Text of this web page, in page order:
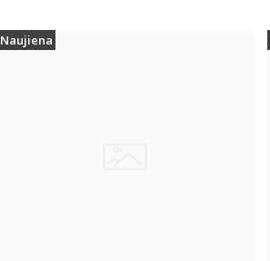
Naujiena